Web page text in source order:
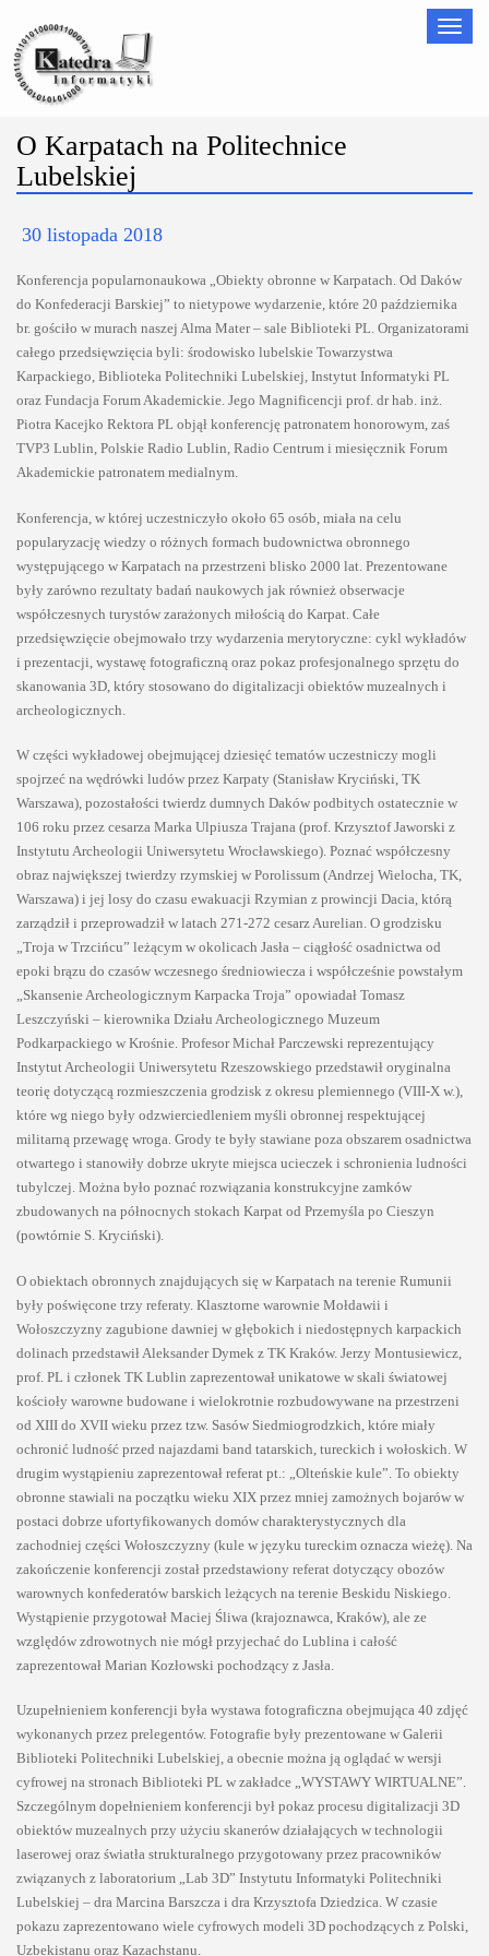
O Karpatach na Politechnice
Lubelskiej
30 listopada 2018
Konferencja popularnonaukowa „Obiekty obronne w Karpatach. Od Daków
do Konfederacji Barskiej” to nietypowe wydarzenie, które 20 października
br. gościło w murach naszej Alma Mater – sale Biblioteki PL. Organizatorami
całego przedsięwzięcia byli: środowisko lubelskie Towarzystwa
Karpackiego, Biblioteka Politechniki Lubelskiej, Instytut Informatyki PL
oraz Fundacja Forum Akademickie. Jego Magnificencji prof. dr hab. inż.
Piotra Kacejko Rektora PL objął konferencję patronatem honorowym, zaś
TVP3 Lublin, Polskie Radio Lublin, Radio Centrum i miesięcznik Forum
Akademickie patronatem medialnym.
Konferencja, w której uczestniczyło około 65 osób, miała na celu
popularyzację wiedzy o różnych formach budownictwa obronnego
występującego w Karpatach na przestrzeni blisko 2000 lat. Prezentowane
były zarówno rezultaty badań naukowych jak również obserwacje
współczesnych turystów zarażonych miłością do Karpat. Całe
przedsięwzięcie obejmowało trzy wydarzenia merytoryczne: cykl wykładów
i prezentacji, wystawę fotograficzną oraz pokaz profesjonalnego sprzętu do
skanowania 3D, który stosowano do digitalizacji obiektów muzealnych i
archeologicznych.
W części wykładowej obejmującej dziesięć tematów uczestniczy mogli
spojrzeć na wędrówki ludów przez Karpaty (Stanisław Kryciński, TK
Warszawa), pozostałości twierdz dumnych Daków podbitych ostatecznie w
106 roku przez cesarza Marka Ulpiusza Trajana (prof. Krzysztof Jaworski z
Instytutu Archeologii Uniwersytetu Wrocławskiego). Poznać współczesny
obraz największej twierdzy rzymskiej w Porolissum (Andrzej Wielocha, TK,
Warszawa) i jej losy do czasu ewakuacji Rzymian z prowincji Dacia, którą
zarządził i przeprowadził w latach 271-272 cesarz Aurelian. O grodzisku
„Troja w Trzcińcu” leżącym w okolicach Jasła – ciągłość osadnictwa od
epoki brązu do czasów wczesnego średniowiecza i współcześnie powstałym
„Skansenie Archeologicznym Karpacka Troja” opowiadał Tomasz
Leszczyński – kierownika Działu Archeologicznego Muzeum
Podkarpackiego w Krośnie. Profesor Michał Parczewski reprezentujący
Instytut Archeologii Uniwersytetu Rzeszowskiego przedstawił oryginalna
teorię dotyczącą rozmieszczenia grodzisk z okresu plemiennego (VIII-X w.),
które wg niego były odzwierciedleniem myśli obronnej respektującej
militarną przewagę wroga. Grody te były stawiane poza obszarem osadnictwa
otwartego i stanowiły dobrze ukryte miejsca ucieczek i schronienia ludności
tubylczej. Można było poznać rozwiązania konstrukcyjne zamków
zbudowanych na północnych stokach Karpat od Przemyśla po Cieszyn
(powtórnie S. Kryciński).
O obiektach obronnych znajdujących się w Karpatach na terenie Rumunii
były poświęcone trzy referaty. Klasztorne warownie Mołdawii i
Wołoszczyzny zagubione dawniej w głębokich i niedostępnych karpackich
dolinach przedstawił Aleksander Dymek z TK Kraków. Jerzy Montusiewicz,
prof. PL i członek TK Lublin zaprezentował unikatowe w skali światowej
kościoły warowne budowane i wielokrotnie rozbudowywane na przestrzeni
od XIII do XVII wieku przez tzw. Sasów Siedmiogrodzkich, które miały
ochronić ludność przed najazdami band tatarskich, tureckich i wołoskich. W
drugim wystąpieniu zaprezentował referat pt.: „Olteńskie kule”. To obiekty
obronne stawiali na początku wieku XIX przez mniej zamożnych bojarów w
postaci dobrze ufortyfikowanych domów charakterystycznych dla
zachodniej części Wołoszczyzny (kule w języku tureckim oznacza wieżę). Na
zakończenie konferencji został przedstawiony referat dotyczący obozów
warownych konfederatów barskich leżących na terenie Beskidu Niskiego.
Wystąpienie przygotował Maciej Śliwa (krajoznawca, Kraków), ale ze
względów zdrowotnych nie mógł przyjechać do Lublina i całość
zaprezentował Marian Kozłowski pochodzący z Jasła.
Uzupełnieniem konferencji była wystawa fotograficzna obejmująca 40 zdjęć
wykonanych przez prelegentów. Fotografie były prezentowane w Galerii
Biblioteki Politechniki Lubelskiej, a obecnie można ją oglądać w wersji
cyfrowej na stronach Biblioteki PL w zakładce „WYSTAWY WIRTUALNE”.
Szczególnym dopełnieniem konferencji był pokaz procesu digitalizacji 3D
obiektów muzealnych przy użyciu skanerów działających w technologii
laserowej oraz światła strukturalnego przygotowany przez pracowników
związanych z laboratorium „Lab 3D” Instytutu Informatyki Politechniki
Lubelskiej – dra Marcina Barszcza i dra Krzysztofa Dziedzica. W czasie
pokazu zaprezentowano wiele cyfrowych modeli 3D pochodzących z Polski,
Uzbekistanu oraz Kazachstanu.